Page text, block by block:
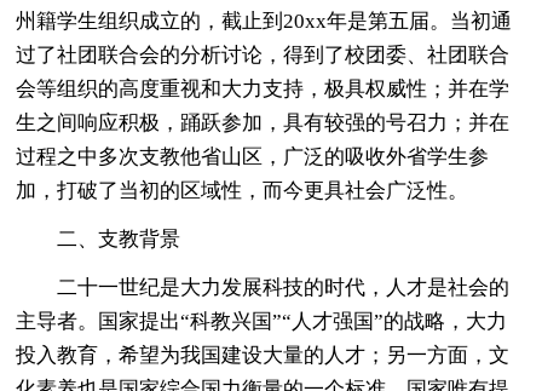
州籍学生组织成立的，截止到20xx年是第五届。当初通
过了社团联合会的分析讨论，得到了校团委、社团联合
会等组织的高度重视和大力支持，极具权威性；并在学
生之间响应积极，踊跃参加，具有较强的号召力；并在
过程之中多次支教他省山区，广泛的吸收外省学生参
加，打破了当初的区域性，而今更具社会广泛性。
二、支教背景
二十一世纪是大力发展科技的时代，人才是社会的
主导者。国家提出“科教兴国”“人才强国”的战略，大力
投入教育，希望为我国建设大量的人才；另一方面，文